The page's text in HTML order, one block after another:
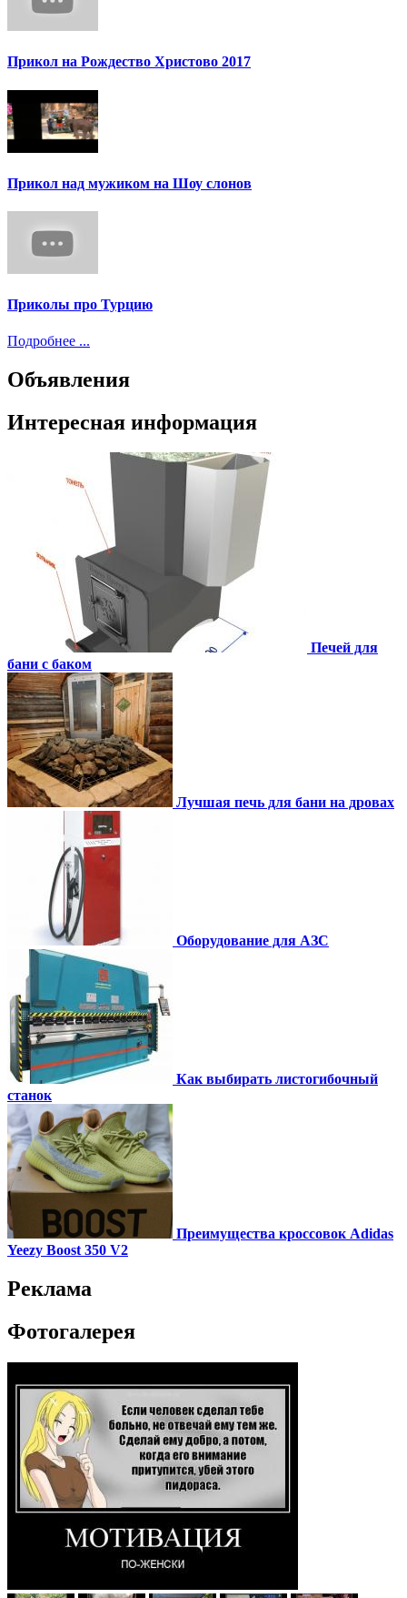
Прикол на Рождество Христово 2017
Прикол над мужиком на Шоу слонов
Приколы про Турцию
Подробнее ...
Объявления
Интересная информация
Печей для
бани с баком
Лучшая печь для бани на дровах
Оборудование для АЗС
Как выбирать листогибочный
станок
Преимущества кроссовок Adidas
Yeezy Boost 350 V2
Реклама
Фотогалерея